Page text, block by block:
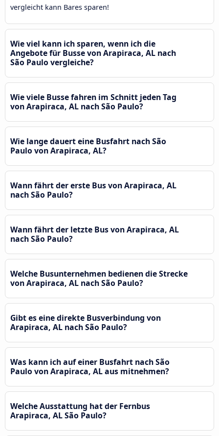
vergleicht kann Bares sparen!
Wie viel kann ich sparen, wenn ich die
Angebote für Busse von Arapiraca, AL nach
São Paulo vergleiche?
Wie viele Busse fahren im Schnitt jeden Tag
von Arapiraca, AL nach São Paulo?
Wie lange dauert eine Busfahrt nach São
Paulo von Arapiraca, AL?
Wann fährt der erste Bus von Arapiraca, AL
nach São Paulo?
Wann fährt der letzte Bus von Arapiraca, AL
nach São Paulo?
Welche Busunternehmen bedienen die Strecke
von Arapiraca, AL nach São Paulo?
Gibt es eine direkte Busverbindung von
Arapiraca, AL nach São Paulo?
Was kann ich auf einer Busfahrt nach São
Paulo von Arapiraca, AL aus mitnehmen?
Welche Ausstattung hat der Fernbus
Arapiraca, AL São Paulo?